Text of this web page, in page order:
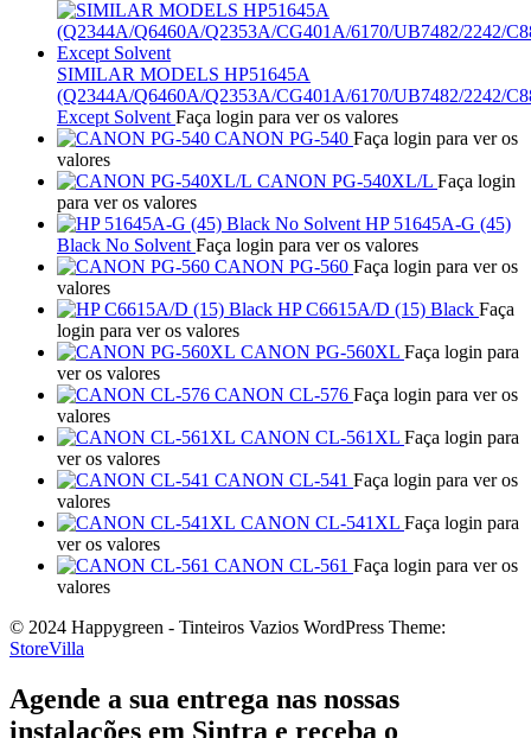
SIMILAR MODELS HP51645A
(Q2344A/Q6460A/Q2353A/CG401A/6170/UB7482/2242/
Except Solvent Faça login para ver os valores
CANON PG-540 Faça login para ver os
valores
CANON PG-540XL/L Faça login
para ver os valores
HP 51645A-G (45)
Black No Solvent Faça login para ver os valores
CANON PG-560 Faça login para ver os
valores
HP C6615A/D (15) Black Faça
login para ver os valores
CANON PG-560XL Faça login para
ver os valores
CANON CL-576 Faça login para ver os
valores
CANON CL-561XL Faça login para
ver os valores
CANON CL-541 Faça login para ver os
valores
CANON CL-541XL Faça login para
ver os valores
CANON CL-561 Faça login para ver os
valores
© 2024 Happygreen - Tinteiros Vazios WordPress Theme:
StoreVilla
Agende a sua entrega nas nossas
instalações em Sintra e receba o